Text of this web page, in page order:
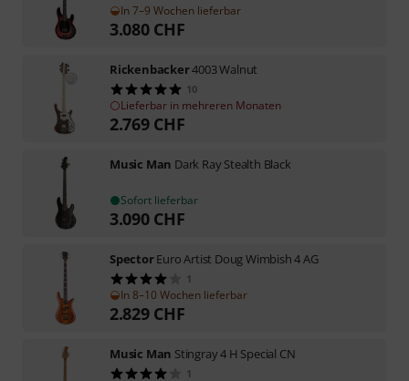
In 7–9 Wochen lieferbar
3.080 CHF
Rickenbacker4003 Walnut
10
Lieferbar in mehreren Monaten
2.769 CHF
Music Man Dark Ray Stealth Black
Sofort lieferbar
3.090 CHF
SpectorEuro Artist Doug Wimbish 4 AG
1
In 8–10 Wochen lieferbar
2.829 CHF
Music Man Stingray 4 H Special CN
1